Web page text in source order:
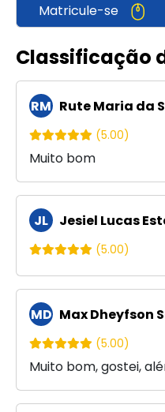
Matricule-se
Classificação
RM Rute Maria da
(5.00)
Muito bom
JL Jesiel Lucas
(5.00)
MD Max Dheyfson
(5.00)
Muito bom, gostei,